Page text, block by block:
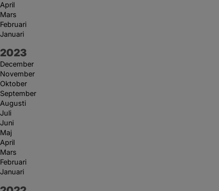
April
Mars
Februari
Januari
År:
2023
December
November
Oktober
September
Augusti
Juli
Juni
Maj
April
Mars
Februari
Januari